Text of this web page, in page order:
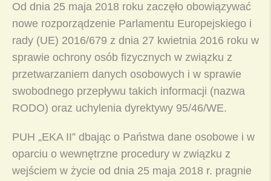
Od dnia 25 maja 2018 roku zaczęło obowiązywać
nowe rozporządzenie Parlamentu Europejskiego i
rady (UE) 2016/679 z dnia 27 kwietnia 2016 roku w
sprawie ochrony osób fizycznych w związku z
przetwarzaniem danych osobowych i w sprawie
swobodnego przepływu takich informacji (nazwa
RODO) oraz uchylenia dyrektywy 95/46/WE.
PUH „EKA II” dbając o Państwa dane osobowe i w
oparciu o wewnętrzne procedury w związku z
wejściem w życie od dnia 25 maja 2018 r. pragnie